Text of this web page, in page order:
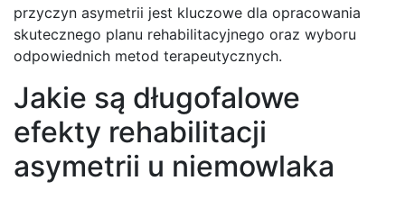
przyczyn asymetrii jest kluczowe dla opracowania
skutecznego planu rehabilitacyjnego oraz wyboru
odpowiednich metod terapeutycznych.
Jakie są długofalowe
efekty rehabilitacji
asymetrii u niemowlaka